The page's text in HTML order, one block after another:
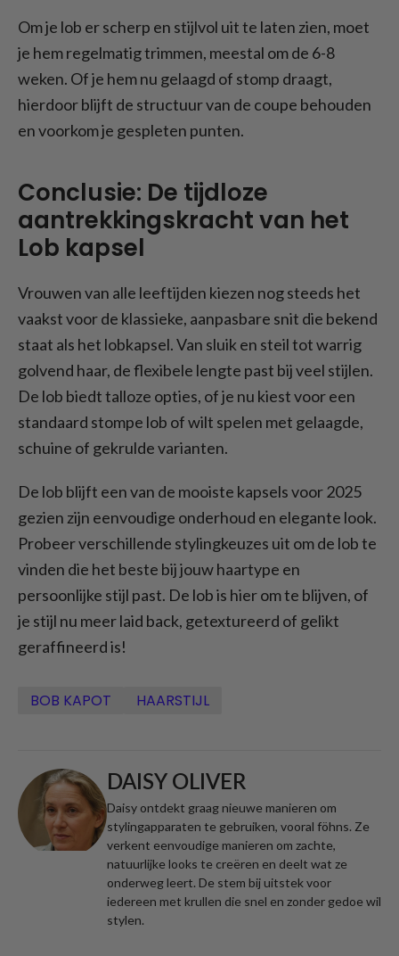
Om je lob er scherp en stijlvol uit te laten zien, moet
je hem regelmatig trimmen, meestal om de 6-8
weken. Of je hem nu gelaagd of stomp draagt,
hierdoor blijft de structuur van de coupe behouden
en voorkom je gespleten punten.
Conclusie: De tijdloze
aantrekkingskracht van het
Lob kapsel
Vrouwen van alle leeftijden kiezen nog steeds het
vaakst voor de klassieke, aanpasbare snit die bekend
staat als het lobkapsel. Van sluik en steil tot warrig
golvend haar, de flexibele lengte past bij veel stijlen.
De lob biedt talloze opties, of je nu kiest voor een
standaard stompe lob of wilt spelen met gelaagde,
schuine of gekrulde varianten.
De lob blijft een van de mooiste kapsels voor 2025
gezien zijn eenvoudige onderhoud en elegante look.
Probeer verschillende stylingkeuzes uit om de lob te
vinden die het beste bij jouw haartype en
persoonlijke stijl past. De lob is hier om te blijven, of
je stijl nu meer laid back, getextureerd of gelikt
geraffineerd is!
BOB KAPOT HAARSTIJL
DAISY OLIVER
Daisy ontdekt graag nieuwe manieren om
stylingapparaten te gebruiken, vooral föhns. Ze
verkent eenvoudige manieren om zachte,
natuurlijke looks te creëren en deelt wat ze
onderweg leert. De stem bij uitstek voor
iedereen met krullen die snel en zonder gedoe wil
stylen.